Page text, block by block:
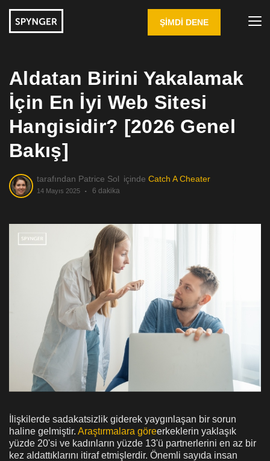
ŞIMDI DENE
Aldatan Birini Yakalamak
İçin En İyi Web Sitesi
Hangisidir? [2026 Genel
Bakış]
tarafından Patrice Sol içinde Catch A Cheater
14 Mayıs 2025 6 dakika
İlişkilerde sadakatsizlik giderek yaygınlaşan bir sorun
haline gelmiştir. Araştırmalara göreerkeklerin yaklaşık
yüzde 20'si ve kadınların yüzde 13'ü partnerlerini en az bir
kez aldattıklarını itiraf etmişlerdir. Önemli sayıda insan